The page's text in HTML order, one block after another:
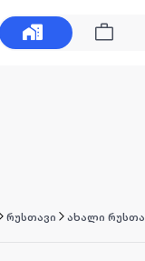
რუსთავი ახალი